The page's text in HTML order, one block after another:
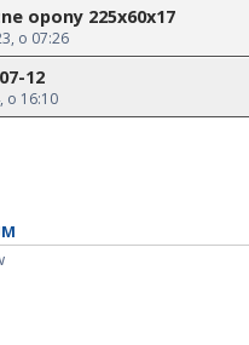
opony 225x60x17
o 07:26
12
o 16:10